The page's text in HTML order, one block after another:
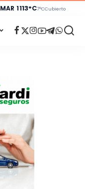
MAR 1113°C7°CCubierto